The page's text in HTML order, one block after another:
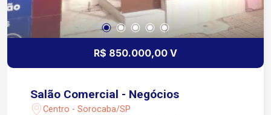
R$ 850.000,00 V
Salão Comercial - Negócios
Centro - Sorocaba/SP